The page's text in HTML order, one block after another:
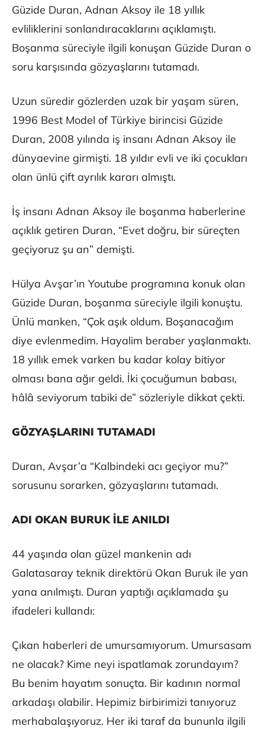
Güzide Duran, Adnan Aksoy ile 18 yıllık
evliliklerini sonlandıracaklarını açıklamıştı.
Boşanma süreciyle ilgili konuşan Güzide Duran o
soru karşısında gözyaşlarını tutamadı.
Uzun süredir gözlerden uzak bir yaşam süren,
1996 Best Model of Türkiye birincisi Güzide
Duran, 2008 yılında iş insanı Adnan Aksoy ile
dünyaevine girmişti. 18 yıldır evli ve iki çocukları
olan ünlü çift ayrılık kararı almıştı.
İş insanı Adnan Aksoy ile boşanma haberlerine
açıklık getiren Duran, “Evet doğru, bir süreçten
geçiyoruz şu an” demişti.
Hülya Avşar’ın Youtube programına konuk olan
Güzide Duran, boşanma süreciyle ilgili konuştu.
Ünlü manken, “Çok aşık oldum. Boşanacağım
diye evlenmedim. Hayalim beraber yaşlanmaktı.
18 yıllık emek varken bu kadar kolay bitiyor
olması bana ağır geldi. İki çocuğumun babası,
hâlâ seviyorum tabiki de” sözleriyle dikkat çekti.
GÖZYAŞLARINI TUTAMADI
Duran, Avşar’a “Kalbindeki acı geçiyor mu?”
sorusunu sorarken, gözyaşlarını tutamadı.
ADI OKAN BURUK İLE ANILDI
44 yaşında olan güzel mankenin adı
Galatasaray teknik direktörü Okan Buruk ile yan
yana anılmıştı. Duran yaptığı açıklamada şu
ifadeleri kullandı:
Çıkan haberleri de umursamıyorum. Umursasam
ne olacak? Kime neyi ispatlamak zorundayım?
Bu benim hayatım sonuçta. Bir kadının normal
arkadaşı olabilir. Hepimiz birbirimizi tanıyoruz
merhabalaşıyoruz. Her iki taraf da bununla ilgili